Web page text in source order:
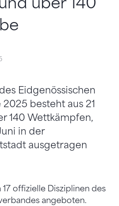
Eidgenössischen
besteht aus 21
140 Wettkämpfen,
in der
ausgetragen
offizielle Disziplinen des
angeboten.